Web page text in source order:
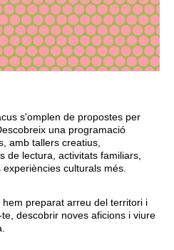
s'omplen de propostes per
una programació
amb tallers creatius,
de lectura, activitats familiars,
culturals més.
preparat arreu del territori i
descobrir noves aficions i viure